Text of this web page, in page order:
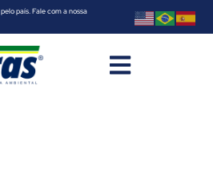
pelo país. Fale com a nossa